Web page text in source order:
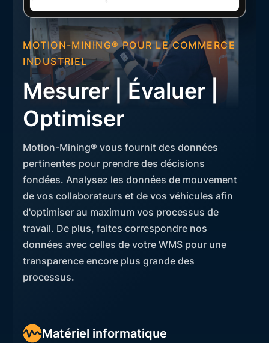
MOTION-MINING® POUR LE COMMERCE
INDUSTRIEL
Mesurer | Évaluer |
Optimiser
Motion-Mining® vous fournit des données
pertinentes pour prendre des décisions
fondées. Analysez les données de mouvement
de vos collaborateurs et de vos véhicules afin
d'optimiser au maximum vos processus de
travail. De plus, faites correspondre nos
données avec celles de votre WMS pour une
transparence encore plus grande des
processus.
Matériel informatique